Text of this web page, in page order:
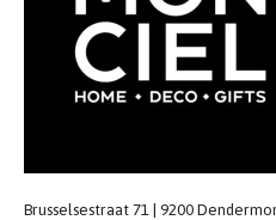
Brusselsestraat 71 | 9200